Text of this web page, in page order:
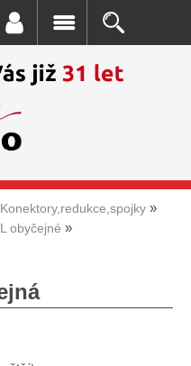
Konektory,redukce,spojky
obyčejné